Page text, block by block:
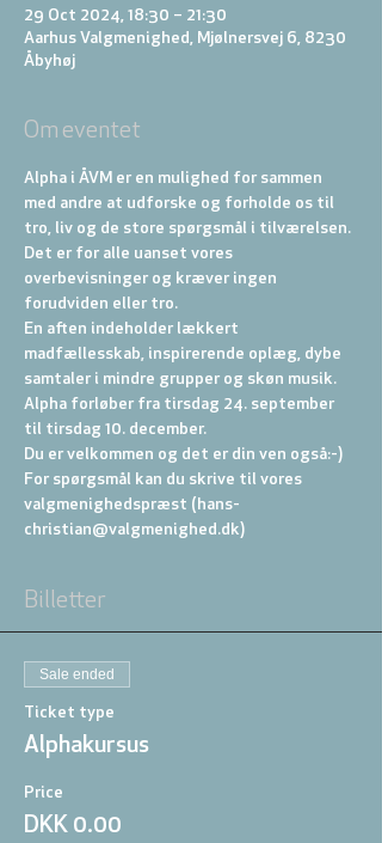
29 Oct 2024, 18:30 – 21:30
Aarhus Valgmenighed, Mjølnersvej 6, 8230
Åbyhøj
Om eventet
Alpha i ÅVM er en mulighed for sammen
med andre at udforske og forholde os til
tro, liv og de store spørgsmål i tilværelsen.
Det er for alle uanset vores
overbevisninger og kræver ingen
forudviden eller tro.
En aften indeholder lækkert
madfællesskab, inspirerende oplæg, dybe
samtaler i mindre grupper og skøn musik.
Alpha forløber fra tirsdag 24. september
til tirsdag 10. december.
Du er velkommen og det er din ven også:-)
For spørgsmål kan du skrive til vores
valgmenighedspræst (hans-
christian@valgmenighed.dk)
Billetter
Sale ended
Ticket type
Alphakursus
Price
DKK 0.00